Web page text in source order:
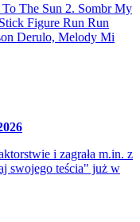
The Sun 2. Sombr My
Figure Run Run
Derulo, Melody Mi
i zagrała m.in. z
swojego teścia" już w